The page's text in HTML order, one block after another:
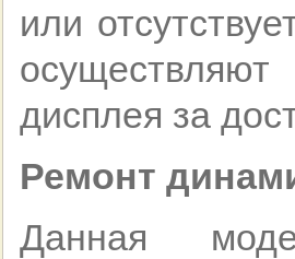
или
дисплея за
Ремонт
Данная